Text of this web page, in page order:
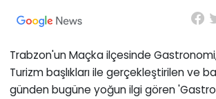
Trabzon'un Maçka ilçesinde
Turizm başlıkları ile gerçekleştirilen ve
günden bugüne yoğun ilgi gören